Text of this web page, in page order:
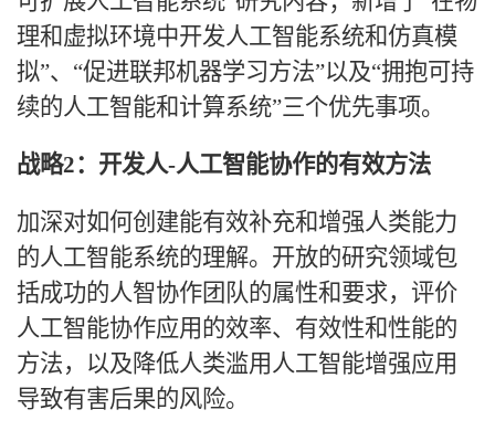
理和虚拟环境中开发人工智能系统和仿真模
拟”、“促进联邦机器学习方法”以及“拥抱可持
续的人工智能和计算系统”三个优先事项。
战略2：开发人-人工智能协作的有效方法
加深对如何创建能有效补充和增强人类能力
的人工智能系统的理解。开放的研究领域包
括成功的人智协作团队的属性和要求，评价
人工智能协作应用的效率、有效性和性能的
方法，以及降低人类滥用人工智能增强应用
导致有害后果的风险。